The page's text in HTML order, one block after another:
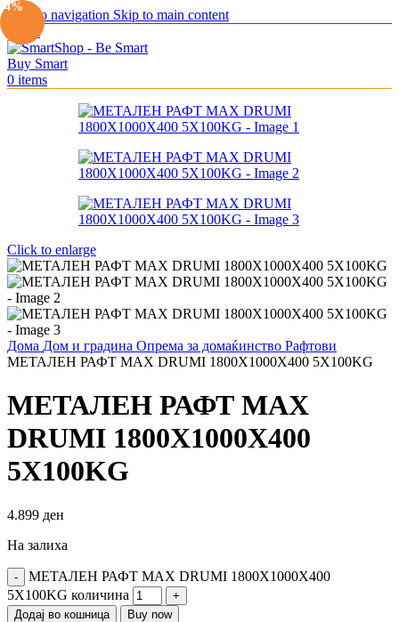
Skip to navigation Skip to main content
0 items
Click to enlarge
Дома Дом и градина Опрема за домаќинство Рафтови
МЕТАЛЕН РАФТ MAX DRUMI 1800Х1000Х400 5Х100KG
МЕТАЛЕН РАФТ MAX
DRUMI 1800Х1000Х400
5Х100KG
4.899 ден
На залиха
МЕТАЛЕН РАФТ MAX DRUMI 1800Х1000Х400
5Х100KG количина
Додај во кошница Buy now
-4%